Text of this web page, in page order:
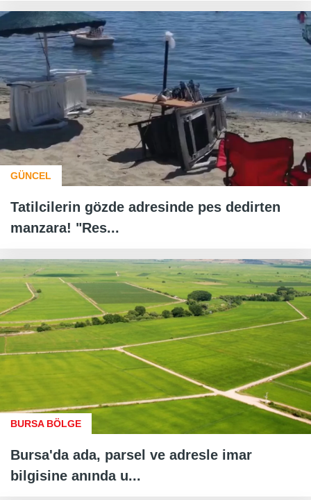
GÜNCEL
Tatilcilerin gözde adresinde pes dedirten
manzara! "Res...
BURSA BÖLGE
Bursa'da ada, parsel ve adresle imar
bilgisine anında u...